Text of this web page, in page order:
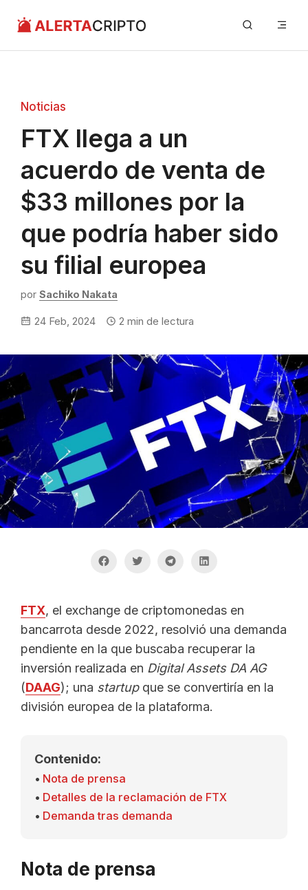
contenido
Noticias
FTX llega a un
acuerdo de venta de
$33 millones por la
que podría haber sido
su filial europea
por Sachiko Nakata
24 Feb, 2024 2 min de lectura
FTX, el exchange de criptomonedas en
bancarrota desde 2022, resolvió una demanda
pendiente en la que buscaba recuperar la
inversión realizada en Digital Assets DA AG
(DAAG); una startupque se convertiría en la
división europea de la plataforma.
Contenido:
Nota de prensa
Detalles de la reclamación de FTX
Demanda tras demanda
Nota de prensa